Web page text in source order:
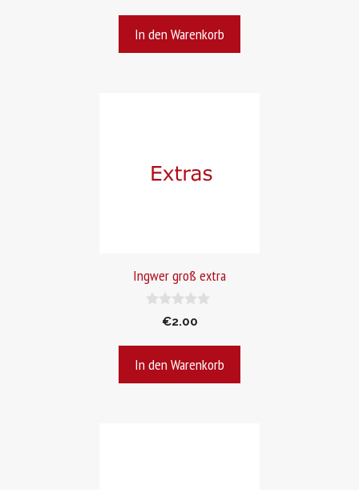
5
In den Warenkorb
Ingwer groß extra
5
€2.00
In den Warenkorb